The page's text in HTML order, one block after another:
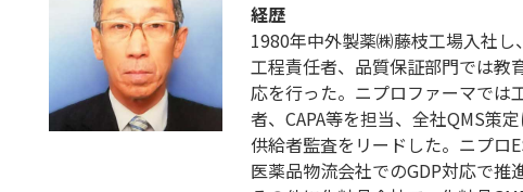
経歴
1980年中外製薬㈱藤枝工場入社
工程責任者、品質保証部門では教
応を行った。ニプロファーマでは
者、CAPA等を担当、全社QMS策
供給者監査をリードした。ニプロ
医薬品物流会社でのGDP対応で推